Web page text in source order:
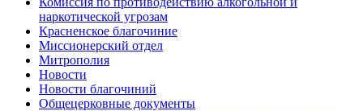
наркотической угрозам
Красненское благочиние
Миссионерский отдел
Митрополия
Новости
Новости благочиний
Общецерковные документы